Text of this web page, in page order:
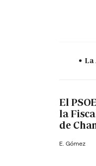
La
El
la
de
E. Gómez